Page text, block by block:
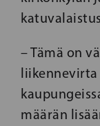
– Tämä on
liikennevirta
määrän